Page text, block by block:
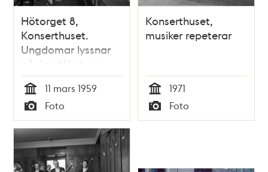
Hötorget 8,
Konserthuset.
Ungdomar lyssnar
på Jan Högbergs
föredrag Tacka vet
jag djur. Flera djur
visas upp, bland
annat en lejonunge
som gäspande
tassade omkring på
scenen
Tid
11 mars 1959
Typ
Foto
Konserthuset,
musiker repeterar
Tid
1971
Typ
Foto